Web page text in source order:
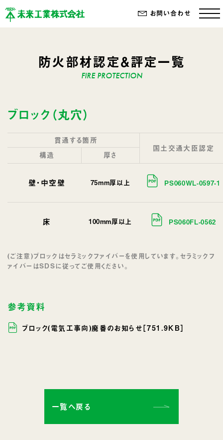
お問い合わせ
防火部材認定＆評定一覧
ブロック（丸穴）
貫通する箇所
国土交通大臣認定
構造 厚さ
壁・中空壁 75mm厚以上 PS060WL-0597-1
床 100mm厚以上 PS060FL-0562
(ご注意)ブロックはセラミックファイバーを使用しています。セラミックフ
ァイバーはSDSに従ってご使用ください。
参考資料
ブロック(電気工事向)廃番のお知らせ［751.9KB］
一覧へ戻る